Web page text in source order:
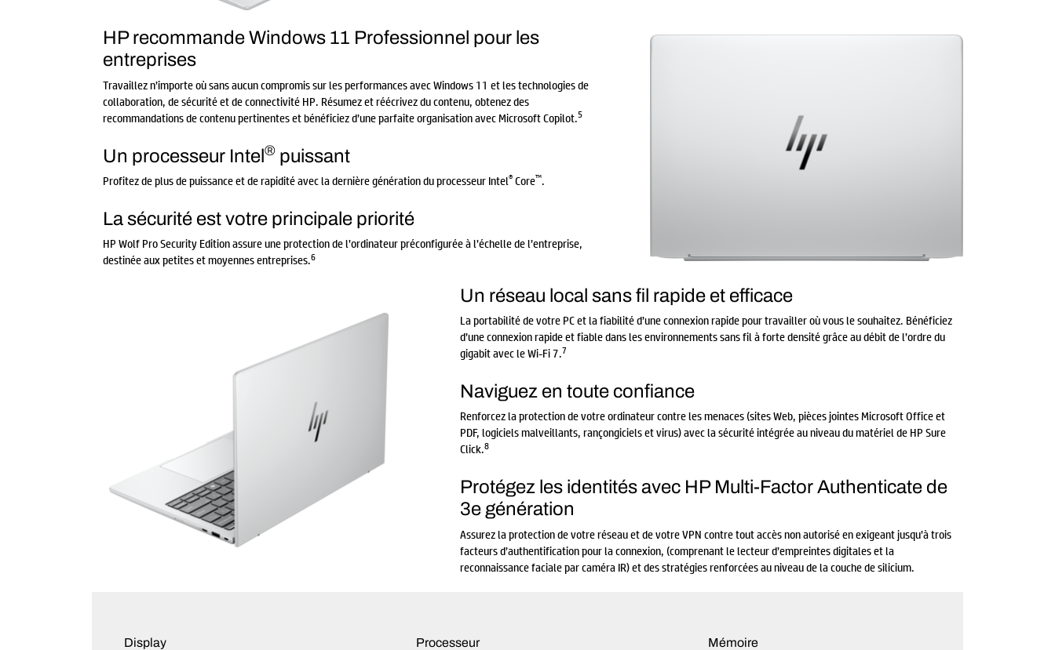
HP recommande Windows 11 Professionnel pour les
entreprises
Travaillez n’importe où sans aucun compromis sur les performances avec Windows 11 et les technologies de
collaboration, de sécurité et de connectivité HP. Résumez et réécrivez du contenu, obtenez des
recommandations de contenu pertinentes et bénéficiez d’une parfaite organisation avec Microsoft Copilot.5
Un processeur Intel® puissant
Profitez de plus de puissance et de rapidité avec la dernière génération du processeur Intel®Core™.
La sécurité est votre principale priorité
HP Wolf Pro Security Edition assure une protection de l’ordinateur préconfigurée à l’échelle de l’entreprise,
destinée aux petites et moyennes entreprises.6
Un réseau local sans fil rapide et efficace
La portabilité de votre PC et la fiabilité d’une connexion rapide pour travailler où vous le souhaitez. Bénéficiez
d’une connexion rapide et fiable dans les environnements sans fil à forte densité grâce au débit de l’ordre du
gigabit avec le Wi-Fi 7.7
Naviguez en toute confiance
Renforcez la protection de votre ordinateur contre les menaces (sites Web, pièces jointes Microsoft Office et
PDF, logiciels malveillants, rançongiciels et virus) avec la sécurité intégrée au niveau du matériel de HP Sure
Click.8
Protégez les identités avec HP Multi-Factor Authenticate de
3e génération
Assurez la protection de votre réseau et de votre VPN contre tout accès non autorisé en exigeant jusqu’à trois
facteurs d’authentification pour la connexion, (comprenant le lecteur d’empreintes digitales et la
reconnaissance faciale par caméra IR) et des stratégies renforcées au niveau de la couche de silicium.
Display Processeur Mémoire